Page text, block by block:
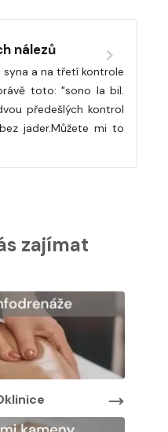
nálezů
a na třetí kontrole
toto: "sono Ia bil.
předešlých kontrol
jader.Můžete mi to
zajímat